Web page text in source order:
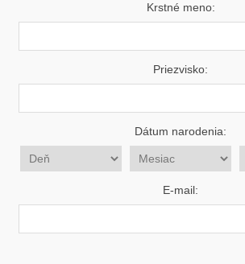
Krstné meno:
Priezvisko:
Dátum narodenia:
E-mail: